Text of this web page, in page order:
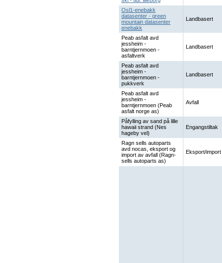
Osl1-enebakk
datasenter - green
mountain datasenter
enebakk
Landbasert
Peab asfalt avd
jessheim -
barntjernmoen -
asfaltverk
Landbasert
Peab asfalt avd
jessheim -
barntjernmoen -
pukkverk
Landbasert
Peab asfalt avd
jessheim -
barntjernmoen (Peab
asfalt norge as)
Avfall
Påfylling av sand på lille
hawaii strand (Nes
hageby vel)
Engangstiltak
Ragn sells autoparts
avd nocas, eksport og
import av avfall (Ragn-
sells autoparts as)
Eksport/import